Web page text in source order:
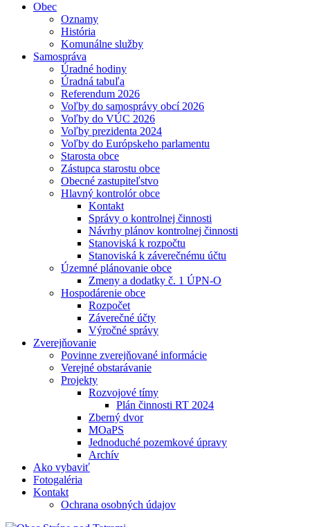
Obec
Oznamy
História
Komunálne služby
Samospráva
Úradné hodiny
Úradná tabuľa
Referendum 2026
Voľby do samosprávy obcí 2026
Voľby do VÚC 2026
Voľby prezidenta 2024
Voľby do Európskeho parlamentu
Starosta obce
Zástupca starostu obce
Obecné zastupiteľstvo
Hlavný kontrolór obce
Kontakt
Správy o kontrolnej činnosti
Návrhy plánov kontrolnej činnosti
Stanoviská k rozpočtu
Stanoviská k záverečnému účtu
Územné plánovanie obce
Zmeny a dodatky č. 1 ÚPN-O
Hospodárenie obce
Rozpočet
Záverečné účty
Výročné správy
Zverejňovanie
Povinne zverejňované informácie
Verejné obstarávanie
Projekty
Rozvojové tímy
Plán činnosti RT 2024
Zberný dvor
MOaPS
Jednoduché pozemkové úpravy
Archív
Ako vybaviť
Fotogaléria
Kontakt
Ochrana osobných údajov